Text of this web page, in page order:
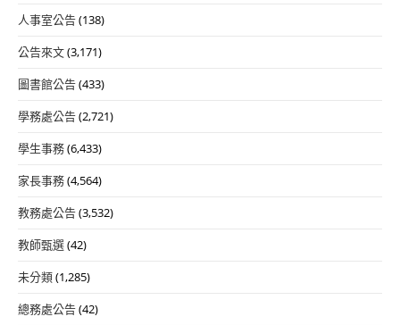
人事室公告(138)
公告來文(3,171)
圖書館公告(433)
學務處公告(2,721)
學生事務(6,433)
家長事務(4,564)
教務處公告(3,532)
教師甄選(42)
未分類(1,285)
總務處公告(42)